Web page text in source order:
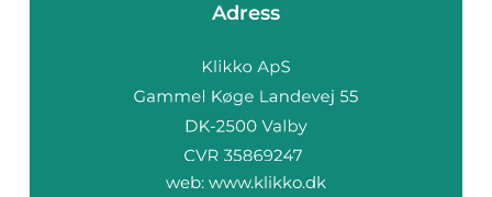
Adress
web: www.klikko.dk